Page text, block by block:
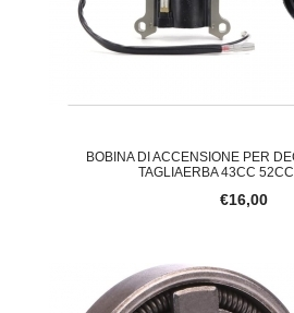
BOBINA DI ACCENSIONE PER
TAGLIAERBA 43CC
€16,00